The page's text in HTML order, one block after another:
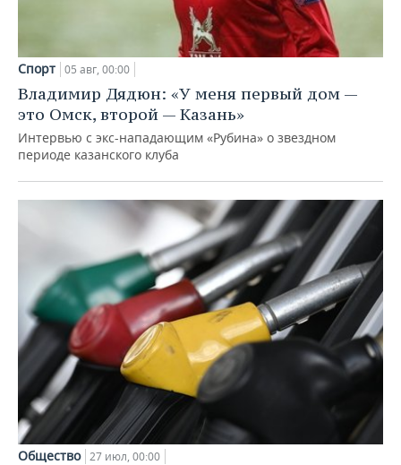
Спорт 05 авг, 00:00
Владимир Дядюн: «У меня первый дом —
это Омск, второй — Казань»
Интервью с экс-нападающим «Рубина» о звездном
периоде казанского клуба
Общество 27 июл, 00:00